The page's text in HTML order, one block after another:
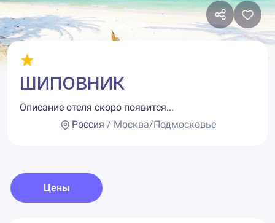
ШИПОВНИК
Описание отеля скоро появится...
Россия / Москва/Подмосковье
Цены